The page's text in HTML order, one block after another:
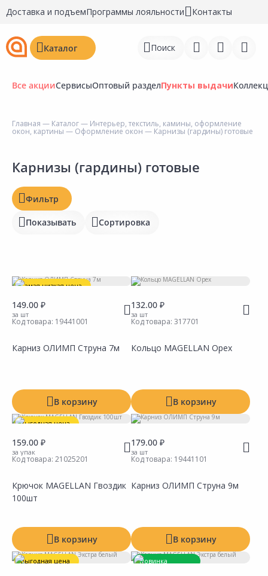
Доставка и подъемПрограммы лояльности Контакты
Каталог Поиск
Регистрация
Все акцииСервисыОптовый разделПункты выдачи
Главная — Каталог— Интерьер, текстиль, камины, оформление
окон, картины — Оформление окон — Карнизы (гардины) готовые
Карнизы (гардины) готовые
Цена, ₽
Наличие на складах
Статус
Тип
Вид карниза
Показать все
Производитель
Фильтр
Показывать Сортировка
Самая низкая цена
149.00 ₽
за шт
Код товара: 19441001
Карниз ОЛИМП Струна 7м
В корзину
132.00 ₽
за шт
Код товара: 317701
Кольцо MAGELLAN Орех
В корзину
Выгодная цена
159.00 ₽
за упак
Код товара: 21025201
Крючок MAGELLAN Гвоздик
100шт
В корзину
179.00 ₽
за шт
Код товара: 19441101
Карниз ОЛИМП Струна 9м
В корзину
Выгодная цена
Новинка